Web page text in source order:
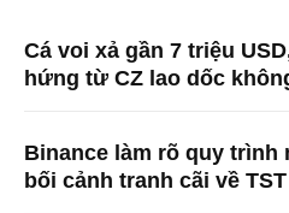
Cá voi xả gần 7 triệu
hứng từ CZ lao dốc
Binance làm rõ quy trình
bối cảnh tranh cãi về TST